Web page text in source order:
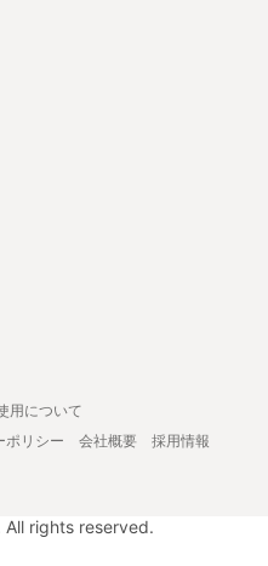
用について
ポリシー 会社概要
採用情報
rights reserved.